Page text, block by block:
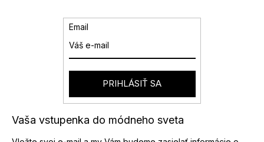
Vaša vstupenka do módneho sveta
Email
PRIHLÁSIŤ SA